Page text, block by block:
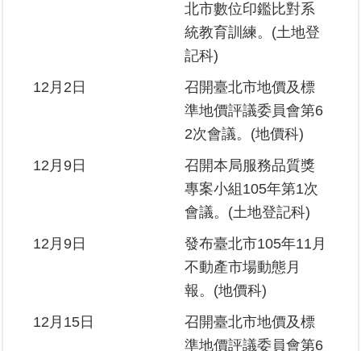
北市數位印鑑比對系
統教育訓練。(土地登
記科)
12月2日
召開臺北市地價及標
準地價評議委員會第6
2次會議。(地價科)
12月9日
召開本局服務品質獎
專案小組105年第1次
會議。(土地登記科)
12月9日
發布臺北市105年11月
不動產市場動態月
報。(地價科)
12月15日
召開臺北市地價及標
準地價評議委員會第6